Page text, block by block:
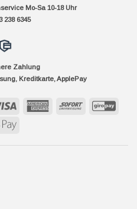
Mo-Sa 10-18 Uhr
238 6345
Zahlung
Kreditkarte, ApplePay
Visa
AmericanSofort
Apple